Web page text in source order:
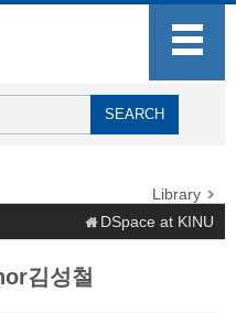
Library
DSpace at KINU
김성철